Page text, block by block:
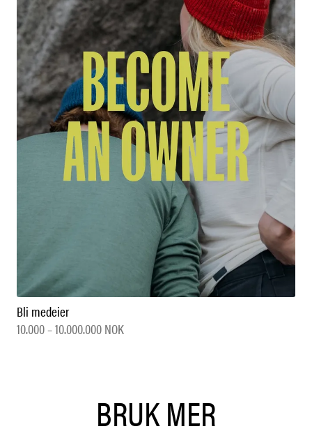
Bli medeier
10.000 – 10.000.000 NOK
BRUK MER